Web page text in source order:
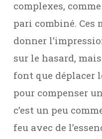
complexes,
pari combiné. Ces
donner
sur le hasard,
font que déplacer
pour compenser
c’est un peu
feu avec de